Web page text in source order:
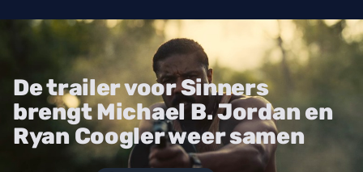
De trailer voor Sinners
brengt Michael B. Jordan en
Ryan Coogler weer samen